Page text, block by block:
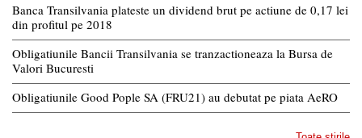
Banca Transilvania plateste un dividend brut pe actiune de 0,17 lei
din profitul pe 2018
Obligatiunile Bancii Transilvania se tranzactioneaza la Bursa de
Valori Bucuresti
Obligatiunile Good Pople SA (FRU21) au debutat pe piata AeRO